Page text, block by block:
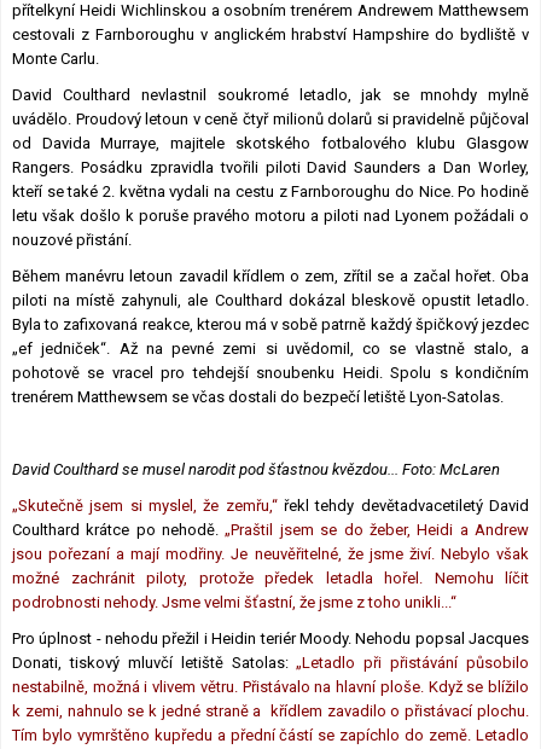
přítelkyní Heidi Wichlinskou a osobním trenérem Andrewem Matthewsem
cestovali z Farnboroughu v anglickém hrabství Hampshire do bydliště v
Monte Carlu.
David Coulthard nevlastnil soukromé letadlo, jak se mnohdy mylně
uvádělo. Proudový letoun v ceně čtyř milionů dolarů si pravidelně půjčoval
od Davida Murraye, majitele skotského fotbalového klubu Glasgow
Rangers. Posádku zpravidla tvořili piloti David Saunders a Dan Worley,
kteří se také 2. května vydali na cestu z Farnboroughu do Nice. Po hodině
letu však došlo k poruše pravého motoru a piloti nad Lyonem požádali o
nouzové přistání.
Během manévru letoun zavadil křídlem o zem, zřítil se a začal hořet. Oba
piloti na místě zahynuli, ale Coulthard dokázal bleskově opustit letadlo.
Byla to zafixovaná reakce, kterou má v sobě patrně každý špičkový jezdec
„ef jedniček“. Až na pevné zemi si uvědomil, co se vlastně stalo, a
pohotově se vracel pro tehdejší snoubenku Heidi. Spolu s kondičním
trenérem Matthewsem se včas dostali do bezpečí letiště Lyon-Satolas.
David Coulthard se musel narodit pod šťastnou kvězdou... Foto: McLaren
„Skutečně jsem si myslel, že zemřu,“ řekl tehdy devětadvacetiletý David
Coulthard krátce po nehodě. „Praštil jsem se do žeber, Heidi a Andrew
jsou pořezaní a mají modřiny. Je neuvěřitelné, že jsme živí. Nebylo však
možné zachránit piloty, protože předek letadla hořel. Nemohu líčit
podrobnosti nehody. Jsme velmi šťastní, že jsme z toho unikli...“
Pro úplnost - nehodu přežil i Heidin teriér Moody. Nehodu popsal Jacques
Donati, tiskový mluvčí letiště Satolas:„Letadlo při přistávání působilo
nestabilně, možná i vlivem větru. Přistávalo na hlavní ploše. Když se blížilo
k zemi, nahnulo se k jedné straně a křídlem zavadilo o přistávací plochu.
Tím bylo vymrštěno kupředu a přední částí se zapíchlo do země. Letadlo